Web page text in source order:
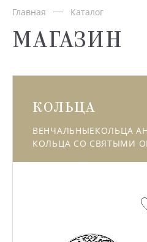
Главная Каталог
МАГАЗИН
КОЛЬЦА
ВЕНЧАЛЬНЫЕКОЛЬЦА
КОЛЬЦА СО СВЯТЫМИ